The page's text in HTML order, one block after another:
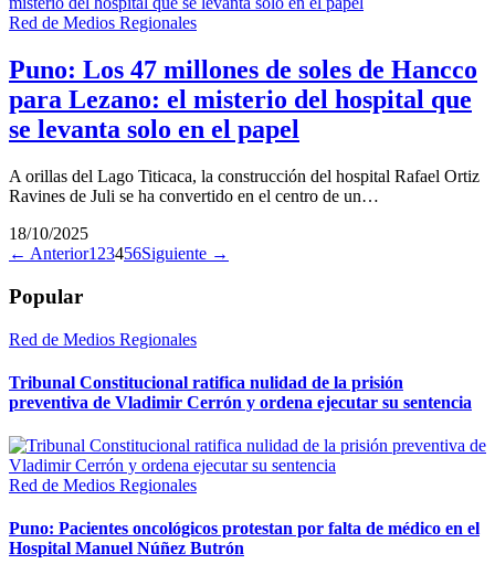
Red de Medios Regionales
Puno: Los 47 millones de soles de Hancco
para Lezano: el misterio del hospital que
se levanta solo en el papel
A orillas del Lago Titicaca, la construcción del hospital Rafael Ortiz
Ravines de Juli se ha convertido en el centro de un…
18/10/2025
← Anterior1 23456Siguiente →
Popular
Red de Medios Regionales
Tribunal Constitucional ratifica nulidad de la prisión
preventiva de Vladimir Cerrón y ordena ejecutar su sentencia
Red de Medios Regionales
Puno: Pacientes oncológicos protestan por falta de médico en el
Hospital Manuel Núñez Butrón